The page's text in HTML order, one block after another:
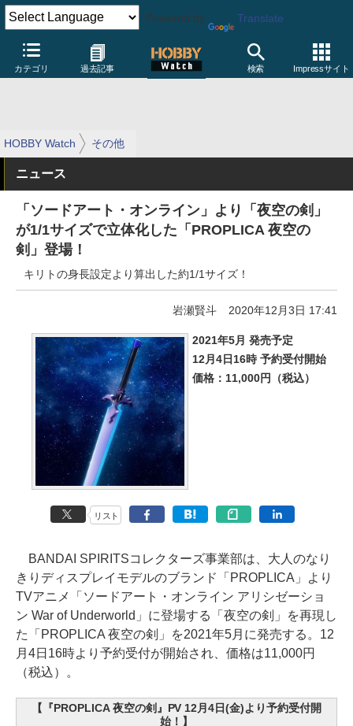
Powered by Translate
カテゴリ 過去記事 検索 Impressサイト
HOBBY Watch その他
ニュース
「ソードアート・オンライン」より「夜空の剣」
が1/1サイズで立体化した「PROPLICA 夜空の
剣」登場！
キリトの身長設定より算出した約1/1サイズ！
岩瀬賢斗 2020年12月3日 17:41
2021年5月 発売予定
12月4日16時 予約受付開始
価格：11,000円（税込）
リスト
BANDAI SPIRITSコレクターズ事業部は、大人のなり
きりディスプレイモデルのブランド「PROPLICA」より
TVアニメ「ソードアート・オンライン アリシゼーショ
ン War of Underworld」に登場する「夜空の剣」を再現し
た「PROPLICA 夜空の剣」を2021年5月に発売する。12
月4日16時より予約受付が開始され、価格は11,000円
（税込）。
【『PROPLICA 夜空の剣』PV 12月4日(金)より予約受付開
始！】